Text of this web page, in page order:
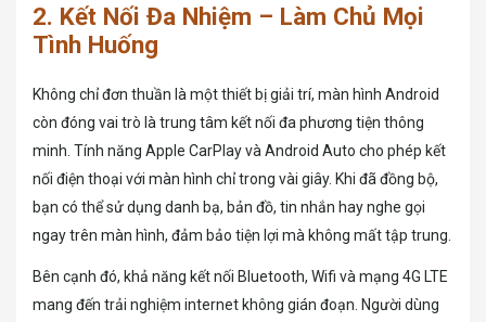
2. Kết Nối Đa Nhiệm – Làm Chủ Mọi
Tình Huống
Không chỉ đơn thuần là một thiết bị giải trí, màn hình Android
còn đóng vai trò là trung tâm kết nối đa phương tiện thông
minh. Tính năng Apple CarPlay và Android Auto cho phép kết
nối điện thoại với màn hình chỉ trong vài giây. Khi đã đồng bộ,
bạn có thể sử dụng danh bạ, bản đồ, tin nhắn hay nghe gọi
ngay trên màn hình, đảm bảo tiện lợi mà không mất tập trung.
Bên cạnh đó, khả năng kết nối Bluetooth, Wifi và mạng 4G LTE
mang đến trải nghiệm internet không gián đoạn. Người dùng